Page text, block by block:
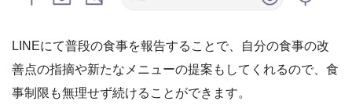
LINEにて普段の食事を報告することで、自分の食事の改
善点の指摘や新たなメニューの提案もしてくれるので、食
事制限も無理せず続けることができます。